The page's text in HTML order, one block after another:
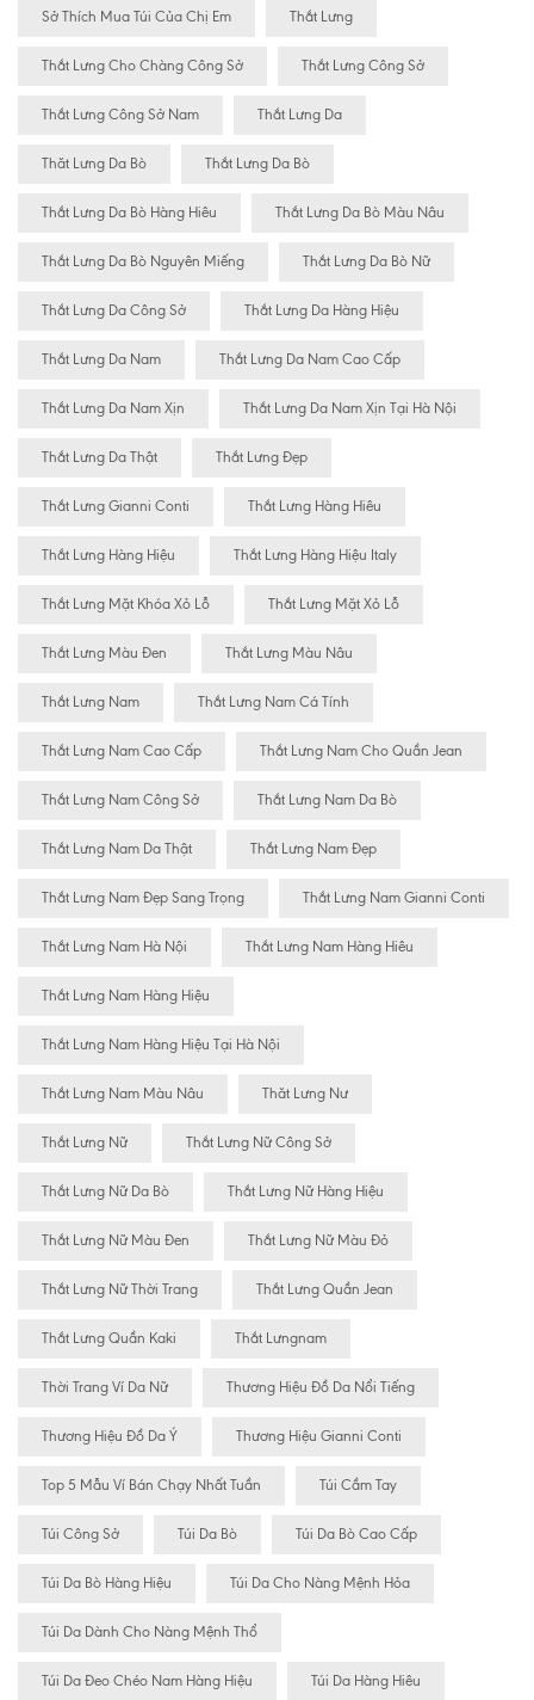
Sở Thích Mua Túi Của Chị Em Thắt Lưng
Thắt Lưng Cho Chàng Công Sở Thắt Lưng Công Sở
Thắt Lưng Công Sở Nam Thắt Lưng Da
Thăt Lưng Da Bò Thắt Lưng Da Bò
Thắt Lưng Da Bò Hàng Hiêu Thắt Lưng Da Bò Màu Nâu
Thắt Lưng Da Bò Nguyên Miếng Thắt Lưng Da Bò Nữ
Thắt Lưng Da Công Sở Thắt Lưng Da Hàng Hiệu
Thắt Lưng Da Nam Thắt Lưng Da Nam Cao Cấp
Thắt Lưng Da Nam Xịn Thắt Lưng Da Nam Xịn Tại Hà Nội
Thắt Lưng Da Thật Thắt Lưng Đẹp
Thắt Lưng Gianni Conti Thắt Lưng Hàng Hiêu
Thắt Lưng Hàng Hiệu Thắt Lưng Hàng Hiệu Italy
Thắt Lưng Mặt Khóa Xỏ Lỗ Thắt Lưng Mặt Xỏ Lỗ
Thắt Lưng Màu Đen Thắt Lưng Màu Nâu
Thắt Lưng Nam Thắt Lưng Nam Cá Tính
Thắt Lưng Nam Cao Cấp Thắt Lưng Nam Cho Quần Jean
Thắt Lưng Nam Công Sở Thắt Lưng Nam Da Bò
Thắt Lưng Nam Da Thật Thắt Lưng Nam Đẹp
Thắt Lưng Nam Đẹp Sang Trọng Thắt Lưng Nam Gianni Conti
Thắt Lưng Nam Hà Nội Thắt Lưng Nam Hàng Hiêu
Thắt Lưng Nam Hàng Hiệu
Thắt Lưng Nam Hàng Hiệu Tại Hà Nội
Thắt Lưng Nam Màu Nâu Thăt Lưng Nư
Thắt Lưng Nữ Thắt Lưng Nữ Công Sở
Thắt Lưng Nữ Da Bò Thắt Lưng Nữ Hàng Hiệu
Thắt Lưng Nữ Màu Đen Thắt Lưng Nữ Màu Đỏ
Thắt Lưng Nữ Thời Trang Thắt Lưng Quần Jean
Thắt Lưng Quần Kaki Thắt Lưngnam
Thời Trang Ví Da Nữ Thương Hiệu Đồ Da Nổi Tiếng
Thương Hiệu Đồ Da Ý Thương Hiệu Gianni Conti
Top 5 Mẫu Ví Bán Chạy Nhất Tuần Túi Cầm Tay
Túi Công Sở Túi Da Bò Túi Da Bò Cao Cấp
Túi Da Bò Hàng Hiệu Túi Da Cho Nàng Mệnh Hỏa
Túi Da Dành Cho Nàng Mệnh Thổ
Túi Da Đeo Chéo Nam Hàng Hiệu Túi Da Hàng Hiêu